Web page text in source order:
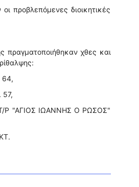
προβλεπόμενες διοικητικές
πραγματοποιήθηκαν χθες και
64,
57,
Τ/Ρ "ΑΓΙΟΣ ΙΩΑΝΝΗΣ Ο ΡΩΣΟΣ"